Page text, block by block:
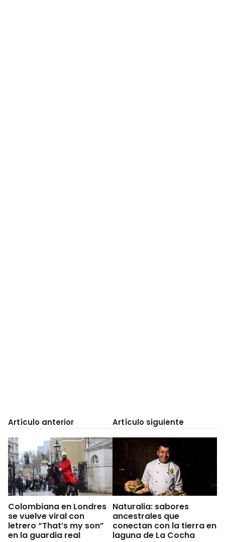
Artículo anterior
Colombiana en Londres
se vuelve viral con
letrero “That’s my son”
en la guardia real
Artículo siguiente
Naturalia: sabores
ancestrales que
conectan con la tierra en
laguna de La Cocha